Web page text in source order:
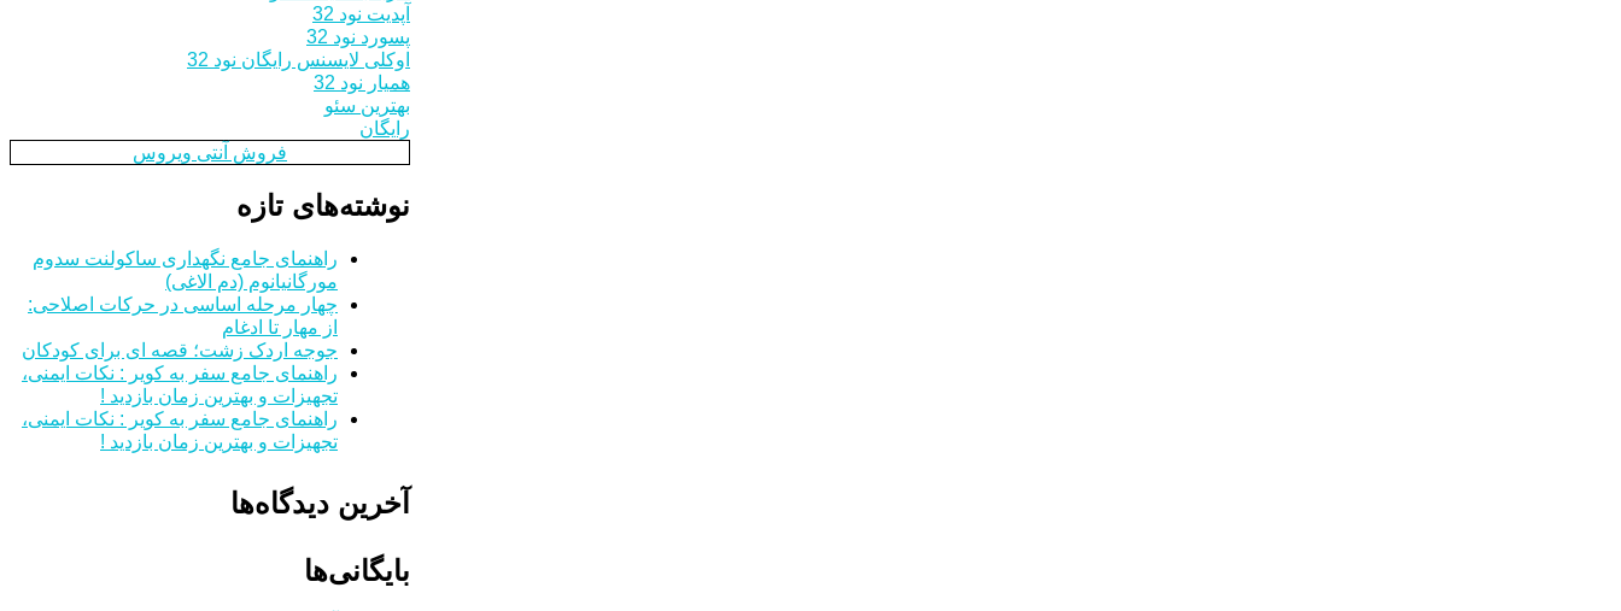
آپدیت نود 32
پسورد نود 32
اوکلی لایسنس رایگان نود 32
همیار نود 32
بهترین سئو
رایگان
فروش آنتی ویروس
نوشته‌های تازه
راهنمای جامع نگهداری ساکولنت سدوم
مورگانیانوم (دم الاغی)
چهار مرحله اساسی در حرکات اصلاحی:
از مهار تا ادغام
جوجه اردک زشت؛ قصه ای برای کودکان
راهنمای جامع سفر به کویر : نکات ایمنی،
تجهیزات و بهترین زمان بازدید !
راهنمای جامع سفر به کویر : نکات ایمنی،
تجهیزات و بهترین زمان بازدید !
آخرین دیدگاه‌ها
بایگانی‌ها